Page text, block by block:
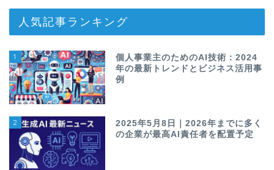
人気記事ランキング
1
個人事業主のためのAI技術：2024
年の最新トレンドとビジネス活用事
例
2
2025年5月8日｜2026年までに多く
の企業が最高AI責任者を配置予定